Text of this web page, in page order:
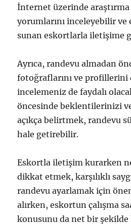
İnternet üzerinde
yorumlarını inceleyebilir
sunan eskortlarla iletişime
Ayrıca, randevu almadan
fotoğraflarını ve profillerini
incelemeniz de faydalı
öncesinde beklentilerinizi
açıkça belirtmek, randevu
hale getirebilir.
Eskortla iletişim kurarken
dikkat etmek, karşılıklı
randevu ayarlamak için
alırken, eskortun çalışma
konusunu da net bir